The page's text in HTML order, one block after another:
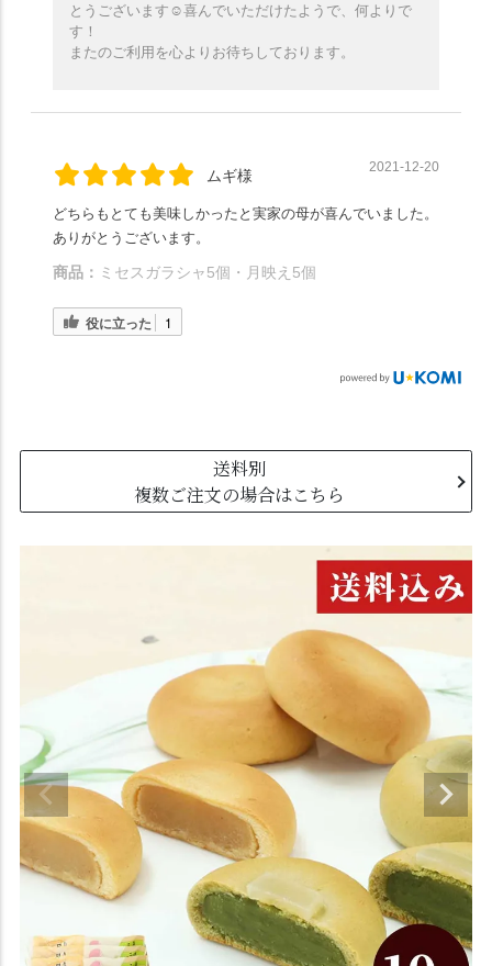
とうございます☺️喜んでいただけたようで、何よりで
す！
またのご利用を心よりお待ちしております。
ムギ様 2021-12-20
どちらもとても美味しかったと実家の母が喜んでいました。
ありがとうございます。
商品： ミセスガラシャ5個・月映え5個
役に立った 1
送料別
複数ご注文の場合はこちら